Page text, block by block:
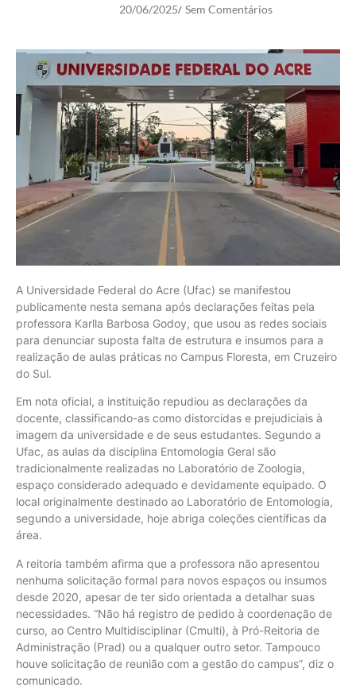
20/06/2025/ Sem Comentários
A Universidade Federal do Acre (Ufac) se manifestou
publicamente nesta semana após declarações feitas pela
professora Karlla Barbosa Godoy, que usou as redes sociais
para denunciar suposta falta de estrutura e insumos para a
realização de aulas práticas no Campus Floresta, em Cruzeiro
do Sul.
Em nota oficial, a instituição repudiou as declarações da
docente, classificando-as como distorcidas e prejudiciais à
imagem da universidade e de seus estudantes. Segundo a
Ufac, as aulas da disciplina Entomologia Geral são
tradicionalmente realizadas no Laboratório de Zoologia,
espaço considerado adequado e devidamente equipado. O
local originalmente destinado ao Laboratório de Entomologia,
segundo a universidade, hoje abriga coleções científicas da
área.
A reitoria também afirma que a professora não apresentou
nenhuma solicitação formal para novos espaços ou insumos
desde 2020, apesar de ter sido orientada a detalhar suas
necessidades. “Não há registro de pedido à coordenação de
curso, ao Centro Multidisciplinar (Cmulti), à Pró-Reitoria de
Administração (Prad) ou a qualquer outro setor. Tampouco
houve solicitação de reunião com a gestão do campus”, diz o
comunicado.